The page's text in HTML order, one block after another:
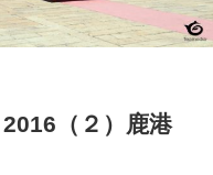
（２）鹿港